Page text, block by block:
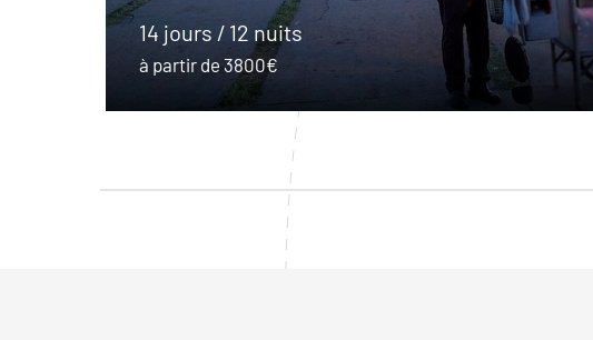
14 jours / 12 nuits
à partir de 3800€